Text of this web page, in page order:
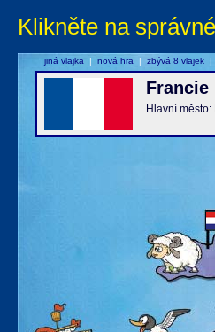
Klikněte na
Francie
Hlavní město:
jiná vlajka | nová hra | zbývá 8 vlajek |